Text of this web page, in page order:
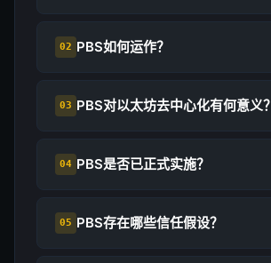
02 PBS如何运作？
03 PBS对以太坊去中心化有何意义？
04 PBS是否已正式实施？
05 PBS存在哪些信任假设？